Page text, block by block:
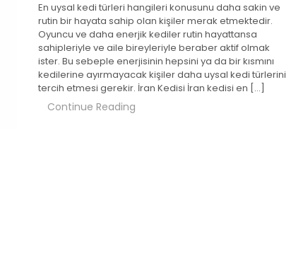
En uysal kedi türleri hangileri konusunu daha sakin ve
rutin bir hayata sahip olan kişiler merak etmektedir.
Oyuncu ve daha enerjik kediler rutin hayattansa
sahipleriyle ve aile bireyleriyle beraber aktif olmak
ister. Bu sebeple enerjisinin hepsini ya da bir kısmını
kedilerine ayırmayacak kişiler daha uysal kedi türlerini
tercih etmesi gerekir. İran Kedisi İran kedisi en […]
Continue Reading